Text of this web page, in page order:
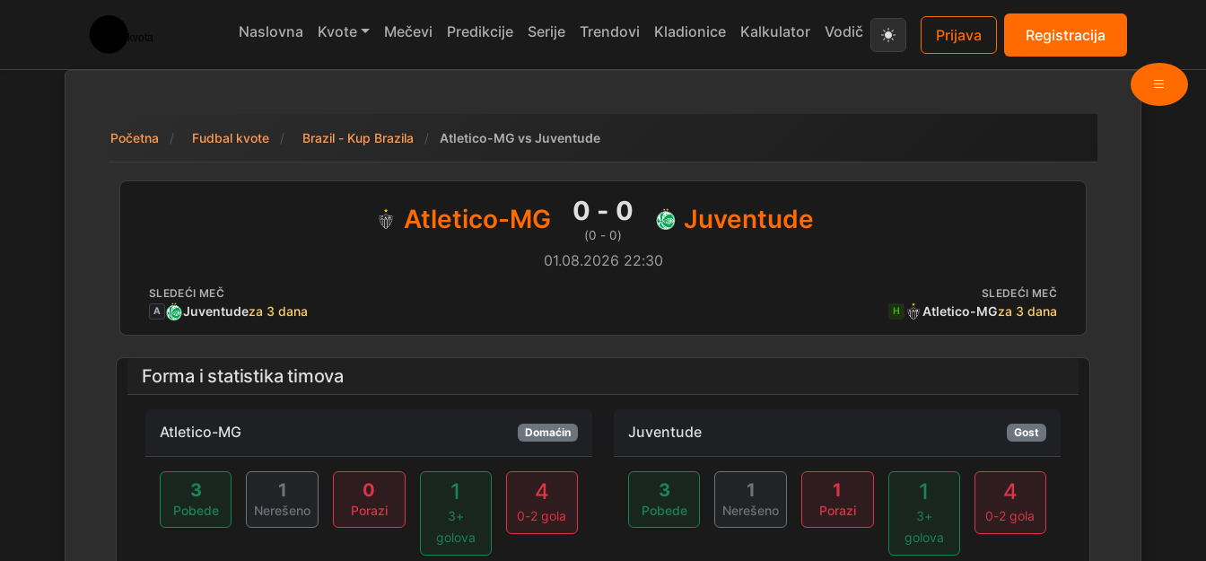
Naslovna Kvote Mečevi Predikcije Serije Trendovi Kladionice Kalkulator Vodič Prijava Registracija
Početna Fudbal kvote Brazil - Kup Brazila Atletico-MG vs Juventude
Atletico-MG 0 - 0 Juventude — rezultat
Atletico-MG 0 - 0
(0 - 0)
Juventude
01.08.2026 22:30
SLEDEĆI MEČ
A Juventudeza 3 dana
SLEDEĆI MEČ
H Atletico-MGza 3 dana
Forma i statistika timova
Atletico-MG Domaćin
3
Pobede
1
Nerešeno
0
Porazi
1
3+
golova
4
0-2 gola
Juventude Gost
3
Pobede
1
Nerešeno
1
Porazi
1
3+
golova
4
0-2 gola